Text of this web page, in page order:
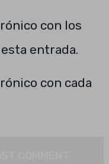
con los
entrada.
con cada